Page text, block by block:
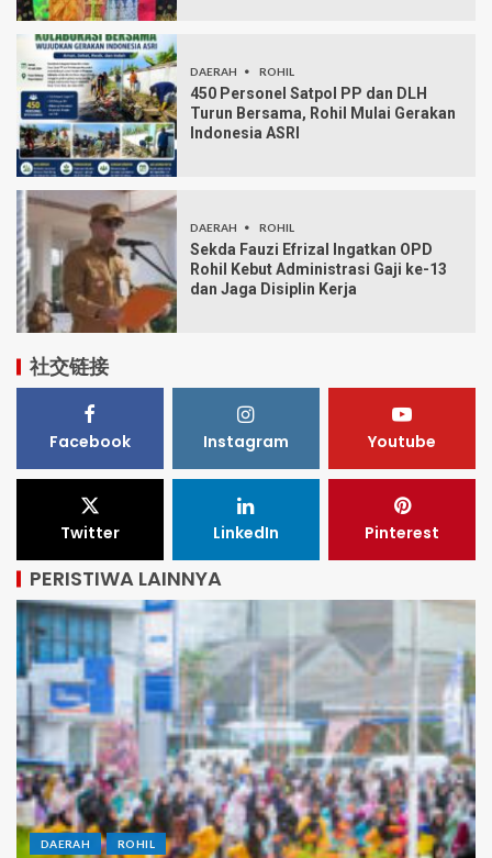
DAERAH ROHIL
450 Personel Satpol PP dan DLH
Turun Bersama, Rohil Mulai Gerakan
Indonesia ASRI
DAERAH ROHIL
Sekda Fauzi Efrizal Ingatkan OPD
Rohil Kebut Administrasi Gaji ke-13
dan Jaga Disiplin Kerja
社交链接
Facebook Instagram Youtube
Twitter LinkedIn Pinterest
PERISTIWA LAINNYA
DAERAH ROHIL